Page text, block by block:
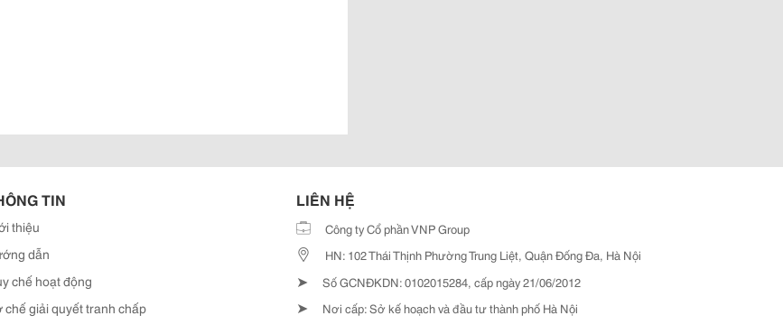
TIN
thiệu
dẫn
chế hoạt động
chế giải quyết tranh chấp
LIÊN HỆ
Công ty Cổ phần VNP Group
HN: 102 Thái Thịnh Phường Trung Liệt, Quận Đống Đa, Hà Nội
➤ Số GCNĐKDN: 0102015284, cấp ngày 21/06/2012
➤ Nơi cấp: Sở kế hoạch và đầu tư thành phố Hà Nội